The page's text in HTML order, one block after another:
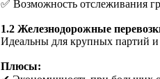
✅ Возможность отслеживания
1.2 Железнодорожные
Идеальны для крупных партий
Плюсы: